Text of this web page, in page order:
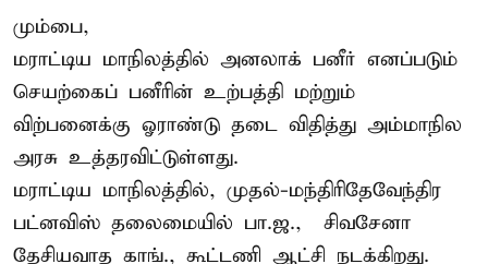
மும்பை,
மராட்டிய மாநிலத்தில் அனலாக் பனீர் எனப்படும்
செயற்கைப் பனீரின் உற்பத்தி மற்றும்
விற்பனைக்கு ஓராண்டு தடை விதித்து அம்மாநில
அரசு உத்தரவிட்டுள்ளது.
மராட்டிய மாநிலத்தில், முதல்-மந்திரிதேவேந்திர
பட்னவிஸ் தலைமையில் பா.ஜ., – சிவசேனா –
தேசியவாத காங்., கூட்டணி ஆட்சி நடக்கிறது.